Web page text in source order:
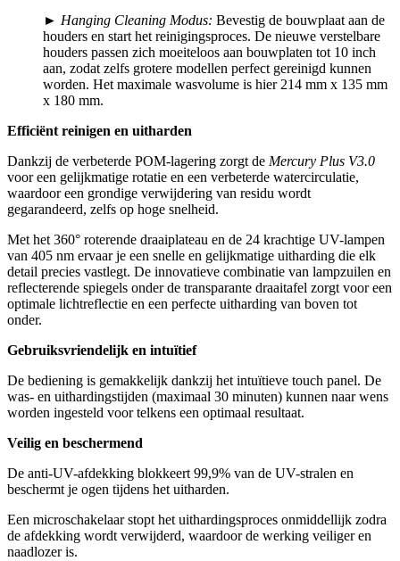
► Hanging Cleaning Modus: Bevestig de bouwplaat aan de
houders en start het reinigingsproces. De nieuwe verstelbare
houders passen zich moeiteloos aan bouwplaten tot 10 inch
aan, zodat zelfs grotere modellen perfect gereinigd kunnen
worden. Het maximale wasvolume is hier 214 mm x 135 mm
x 180 mm.
Efficiënt reinigen en uitharden
Dankzij de verbeterde POM-lagering zorgt de Mercury Plus V3.0
voor een gelijkmatige rotatie en een verbeterde watercirculatie,
waardoor een grondige verwijdering van residu wordt
gegarandeerd, zelfs op hoge snelheid.
Met het 360° roterende draaiplateau en de 24 krachtige UV-lampen
van 405 nm ervaar je een snelle en gelijkmatige uitharding die elk
detail precies vastlegt. De innovatieve combinatie van lampzuilen en
reflecterende spiegels onder de transparante draaitafel zorgt voor een
optimale lichtreflectie en een perfecte uitharding van boven tot
onder.
Gebruiksvriendelijk en intuïtief
De bediening is gemakkelijk dankzij het intuïtieve touch panel. De
was- en uithardingstijden (maximaal 30 minuten) kunnen naar wens
worden ingesteld voor telkens een optimaal resultaat.
Veilig en beschermend
De anti-UV-afdekking blokkeert 99,9% van de UV-stralen en
beschermt je ogen tijdens het uitharden.
Een microschakelaar stopt het uithardingsproces onmiddellijk zodra
de afdekking wordt verwijderd, waardoor de werking veiliger en
naadlozer is.